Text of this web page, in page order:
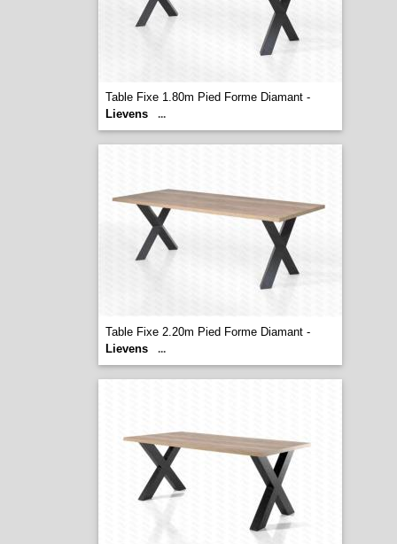
Table Fixe 1.80m Pied Forme Diamant -
Lievens
...
Table Fixe 2.20m Pied Forme Diamant -
Lievens
...